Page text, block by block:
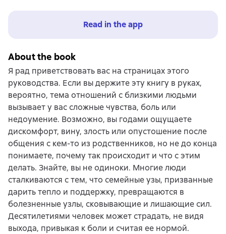
Read in the app
About the book
Я рад приветствовать вас на страницах этого
руководства. Если вы держите эту книгу в руках,
вероятно, тема отношений с близкими людьми
вызывает у вас сложные чувства, боль или
недоумение. Возможно, вы годами ощущаете
дискомфорт, вину, злость или опустошение после
общения с кем-то из родственников, но не до конца
понимаете, почему так происходит и что с этим
делать. Знайте, вы не одиноки. Многие люди
сталкиваются с тем, что семейные узы, призванные
дарить тепло и поддержку, превращаются в
болезненные узлы, сковывающие и лишающие сил.
Десятилетиями человек может страдать, не видя
выхода, привыкая к боли и считая ее нормой.